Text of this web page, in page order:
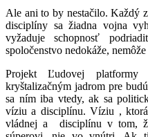
Ale ani to by nestačilo. Každý
disciplíny sa žiadna vojna
vyžaduje schopnosť
spoločenstvo nedokáže,
Projekt Ľudovej
kryštalizačným jadrom pre
sa ním iba vtedy, ak sa
víziu a disciplínu. Víziu ,
vládnej a disciplínu v tom,